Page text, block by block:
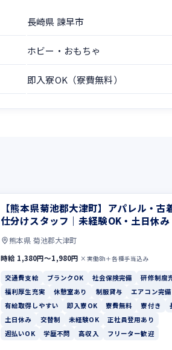
長崎県 諫早市
ホビー・おもちゃ
即入寮OK（寮費無料）
【熊本県菊池郡大津町】アパレル・古
仕分けスタッフ｜未経験OK・土日休み
熊本県 菊池郡大津町
時給 1,380円〜1,980円 ×実働8h＋各種手当込み
交通費支給 ブランクOK 社会保険完備
研修制度
福利厚生充実
休憩室あり 制服貸与
エアコン完備
有給取得しやすい
即入寮OK 寮費無料 寮付き
土日休み
交替制 未経験OK
正社員登用あり
週払いOK
学歴不問 高収入 フリーター歓迎